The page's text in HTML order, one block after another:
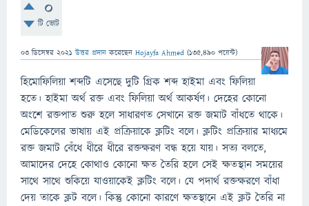
0
টি ভোট
03 ডিসেম্বর 2021 উত্তর প্রদান করেছেন Hojayfa Ahmed (135,490 পয়েন্ট)
হিমোফিলিয়া শব্দটি এসেছে দুটি গ্রিক শব্দ হাইমা এবং ফিলিয়া
হতে। হাইমা অর্থ রক্ত এবং ফিলিয়া অর্থ আকর্ষণ। দেহের কোনো
অংশে রক্তপাত শুরু হলে সাধারণত সেখানে রক্ত জমাট বাঁধতে থাকে।
মেডিকেলের ভাষায় এই প্রক্রিয়াকে ক্লটিং বলে। ক্লটিং প্রক্রিয়ার মাধ্যমে
রক্ত জমাট বেঁধে ধীরে ধীরে রক্তক্ষরণ বন্ধ হয়ে যায়। সত্য বলতে,
আমাদের দেহে কোথাও কোনো ক্ষত তৈরি হলে সেই ক্ষতস্থান সময়ের
সাথে সাথে শুকিয়ে যাওয়াকেই ক্লটিং বলে। যে পদার্থ রক্তক্ষরণে বাঁধা
দেয় তাকে ক্লট বলে। কিন্তু কোনো কারণে ক্ষতস্থানে এই ক্লট তৈরি না